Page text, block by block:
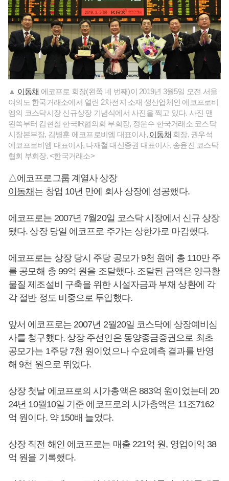
▲ 이동채 에코프로 회장(왼쪽 네 번째)이 2019년 3월5일 오전 서울
여의도 한국거래소에서 열린 2차전지 소재 생산업체인 에코프로비
엠의 코스닥시장 신규상장 기념식에서 사진을 찍고 있다. 사진 맨
왼쪽부터 김현철 한국IR협의회 부회장, 정운수 한국거래소 코스닥
시장본부장, 김병훈 에코프로비엠 대표이사, 이동채 회장, 권우석
에코프로비엠 대표이사, 나재철 대신증권 대표이사, 송윤진 코스닥
협회 부회장. <한국거래소>
△에코프로그룹 계열사 상장
이동채는 창업 10년 만에 회사 상장에 성공했다.
에코프로는 2007년 7월20일 코스닥 시장에서 신규 상장
됐다. 상장 당일 에코프로 주가는 상한가로 마감했다.
에코프로는 상장 당시 주당 공모가 9천 원에 총 110만 주
를 공모해 총 99억 원을 조달했다. 조달된 금액은 양극활
물질 제조설비 구축을 위한 시설자금과 부채 상환에 각
각 절반 정도 비중으로 투입했다.
앞서 에코프로는 2007년 2월20일 코스닥에 상장예비심
사를 청구했다. 상장 주선인은 동양종금증권으로 최초
공모가는 1주당 7천 원이었으나 수요예측 결과를 반영
해 9천 원으로 뛰었다.
상장 첫날 에코프로의 시가총액은 883억 원이었는데 20
24년 10월10일 기준 에코프로의 시가총액은 11조7162
억 원이다. 약 150배 늘었다.
상장 직전 해인 에코프로는 매출 221억 원, 영업이익 38
억 원을 기록했다.